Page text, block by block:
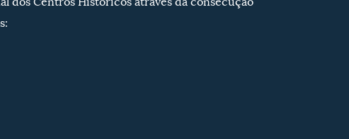
dos Centros Históricos através da consecução